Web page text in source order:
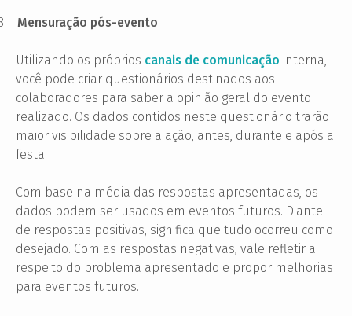
Mensuração pós-evento
Utilizando os próprios canais de comunicação interna,
você pode criar questionários destinados aos
colaboradores para saber a opinião geral do evento
realizado. Os dados contidos neste questionário trarão
maior visibilidade sobre a ação, antes, durante e após a
festa.
Com base na média das respostas apresentadas, os
dados podem ser usados em eventos futuros. Diante
de respostas positivas, significa que tudo ocorreu como
desejado. Com as respostas negativas, vale refletir a
respeito do problema apresentado e propor melhorias
para eventos futuros.